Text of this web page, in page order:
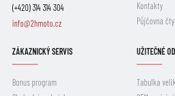
(+420) 314 314 304
info@2hmoto.cz
Kontakty
Půjčovna
ZÁKAZNICKÝ SERVIS
Bonus program
UŽITEČNÉ
Tabulka